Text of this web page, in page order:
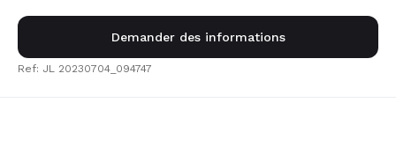
Demander des informations
Ref: JL 20230704_094747